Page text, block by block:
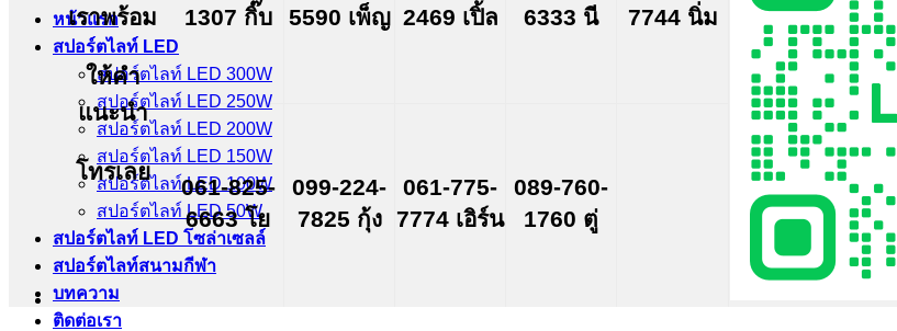
หน้าแรก
สปอร์ตไลท์ LED
สปอร์ตไลท์ LED 300W
สปอร์ตไลท์ LED 250W
สปอร์ตไลท์ LED 200W
สปอร์ตไลท์ LED 150W
สปอร์ตไลท์ LED 100W
สปอร์ตไลท์ LED 50W
สปอร์ตไลท์ LED โซล่าเซลล์
สปอร์ตไลท์สนามกีฬา
บทความ
ติดต่อเรา
เราพร้อม
ให้คำ
แนะนำ
โทรเลย
1307 กิ๊บ
5590 เพ็ญ 2469 เปิ้ล
6333 นี
7744 นิ่ม
061-825-
6663 โย
099-224-
7825 กุ้ง
061-775-
7774 เอิร์น
089-760-
1760 ตู่